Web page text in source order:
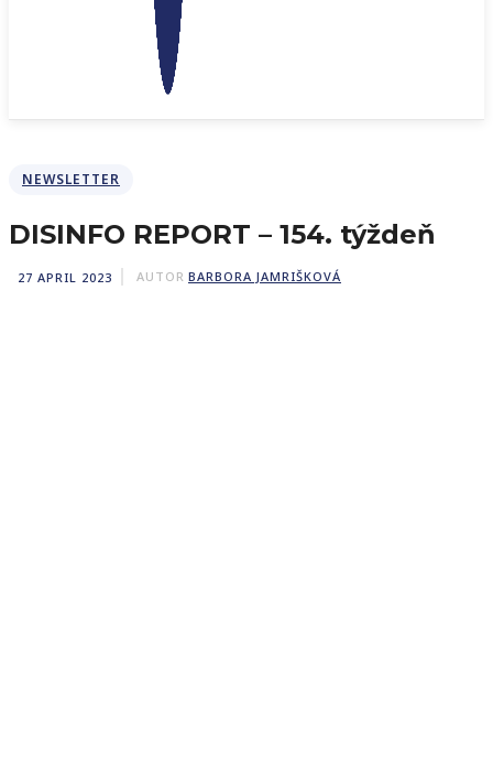
NEWSLETTER
DISINFO REPORT – 154. týždeň
27 APRIL 2023 AUTOR BARBORA JAMRIŠKOVÁ